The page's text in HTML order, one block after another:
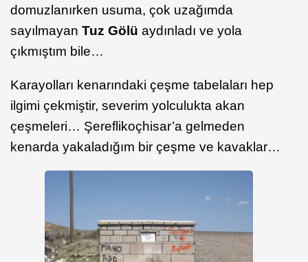
domuzlanırken usuma, çok uzağımda
sayılmayan Tuz Gölü aydınladı ve yola
çıkmıştım bile…
Karayolları kenarındaki çeşme tabelaları hep
ilgimi çekmiştir, severim yolculukta akan
çeşmeleri… Şereflikoçhisar’a gelmeden
kenarda yakaladığım bir çeşme ve kavaklar…